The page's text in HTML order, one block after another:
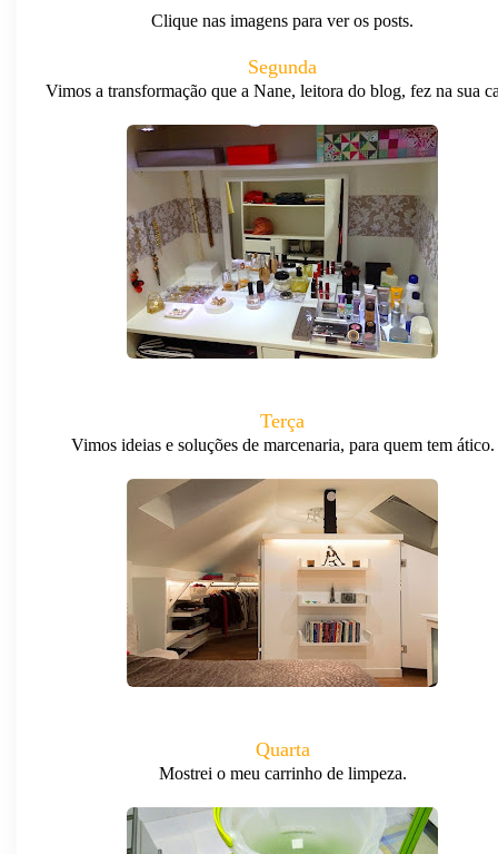
Clique nas imagens para ver os posts.
Segunda
Vimos a transformação que a Nane, leitora do blog, fez na sua
Terça
Vimos ideias e soluções de marcenaria, para quem tem ático.
Quarta
Mostrei o meu carrinho de limpeza.